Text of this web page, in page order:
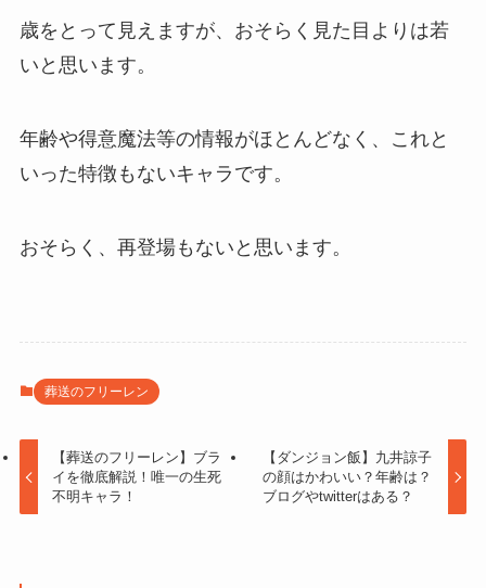
歳をとって見えますが、おそらく見た目よりは若
いと思います。
年齢や得意魔法等の情報がほとんどなく、これと
いった特徴もないキャラです。
おそらく、再登場もないと思います。
葬送のフリーレン
【葬送のフリーレン】ブラ
イを徹底解説！唯一の生死
不明キャラ！
【ダンジョン飯】九井諒子
の顔はかわいい？年齢は？
ブログやtwitterはある？